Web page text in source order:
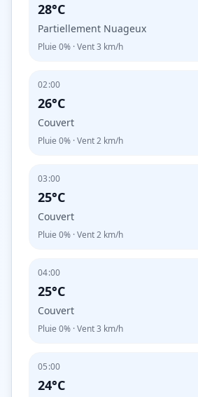
28°C
Partiellement Nuageux
Pluie 0% · Vent3 km/h
02:00
26°C
Couvert
Pluie 0% · Vent2 km/h
03:00
25°C
Couvert
Pluie 0% · Vent2 km/h
04:00
25°C
Couvert
Pluie 0% · Vent3 km/h
05:00
24°C